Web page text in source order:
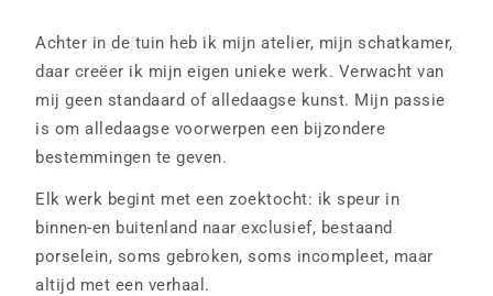
Achter in de tuin heb ik mijn atelier, mijn schatkamer,
daar creëer ik mijn eigen unieke werk. Verwacht van
mij geen standaard of alledaagse kunst. Mijn passie
is om alledaagse voorwerpen een bijzondere
bestemmingen te geven.
Elk werk begint met een zoektocht: ik speur in
binnen-en buitenland naar exclusief, bestaand
porselein, soms gebroken, soms incompleet, maar
altijd met een verhaal.